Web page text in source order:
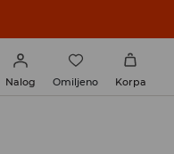
Nalog Omiljeno Korpa